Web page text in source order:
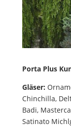
Porta Plus
Gläser:
Chinchilla,
Badi,
Satinato